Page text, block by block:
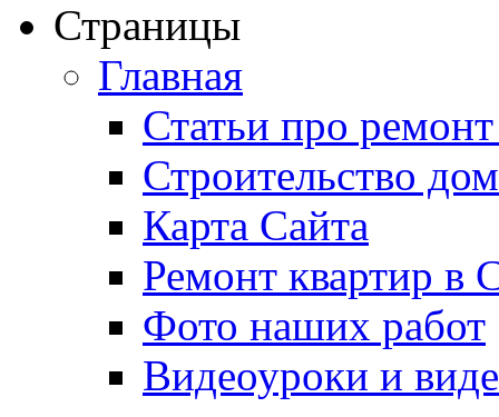
Страницы
Главная
Статьи про
Строительство
Карта Сайта
Ремонт квартир в
Фото наших работ
Видеоуроки и